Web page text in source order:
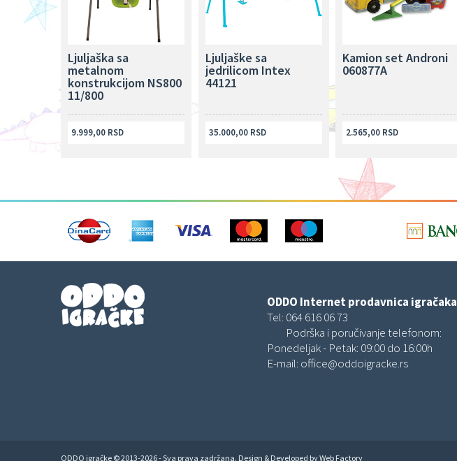
Ljuljaška sa
metalnom
konstrukcijom NS800
11/800
9.999,00 RSD
Ljuljaške sa
jedrilicom Intex
44121
35.000,00 RSD
Kamion set Androni
060877A
2.565,00 RSD
ODDO Internet prodavnica igračaka
Tel: 064 616 06 73
Podrška i poručivanje telefonom:
Ponedeljak - Petak: 09:00 do 16:00h
E-mail: office@oddoigracke.rs
ODDO igračke © 2013-2026 - Sva prava zadržana. Design & Developed byWeb Factory